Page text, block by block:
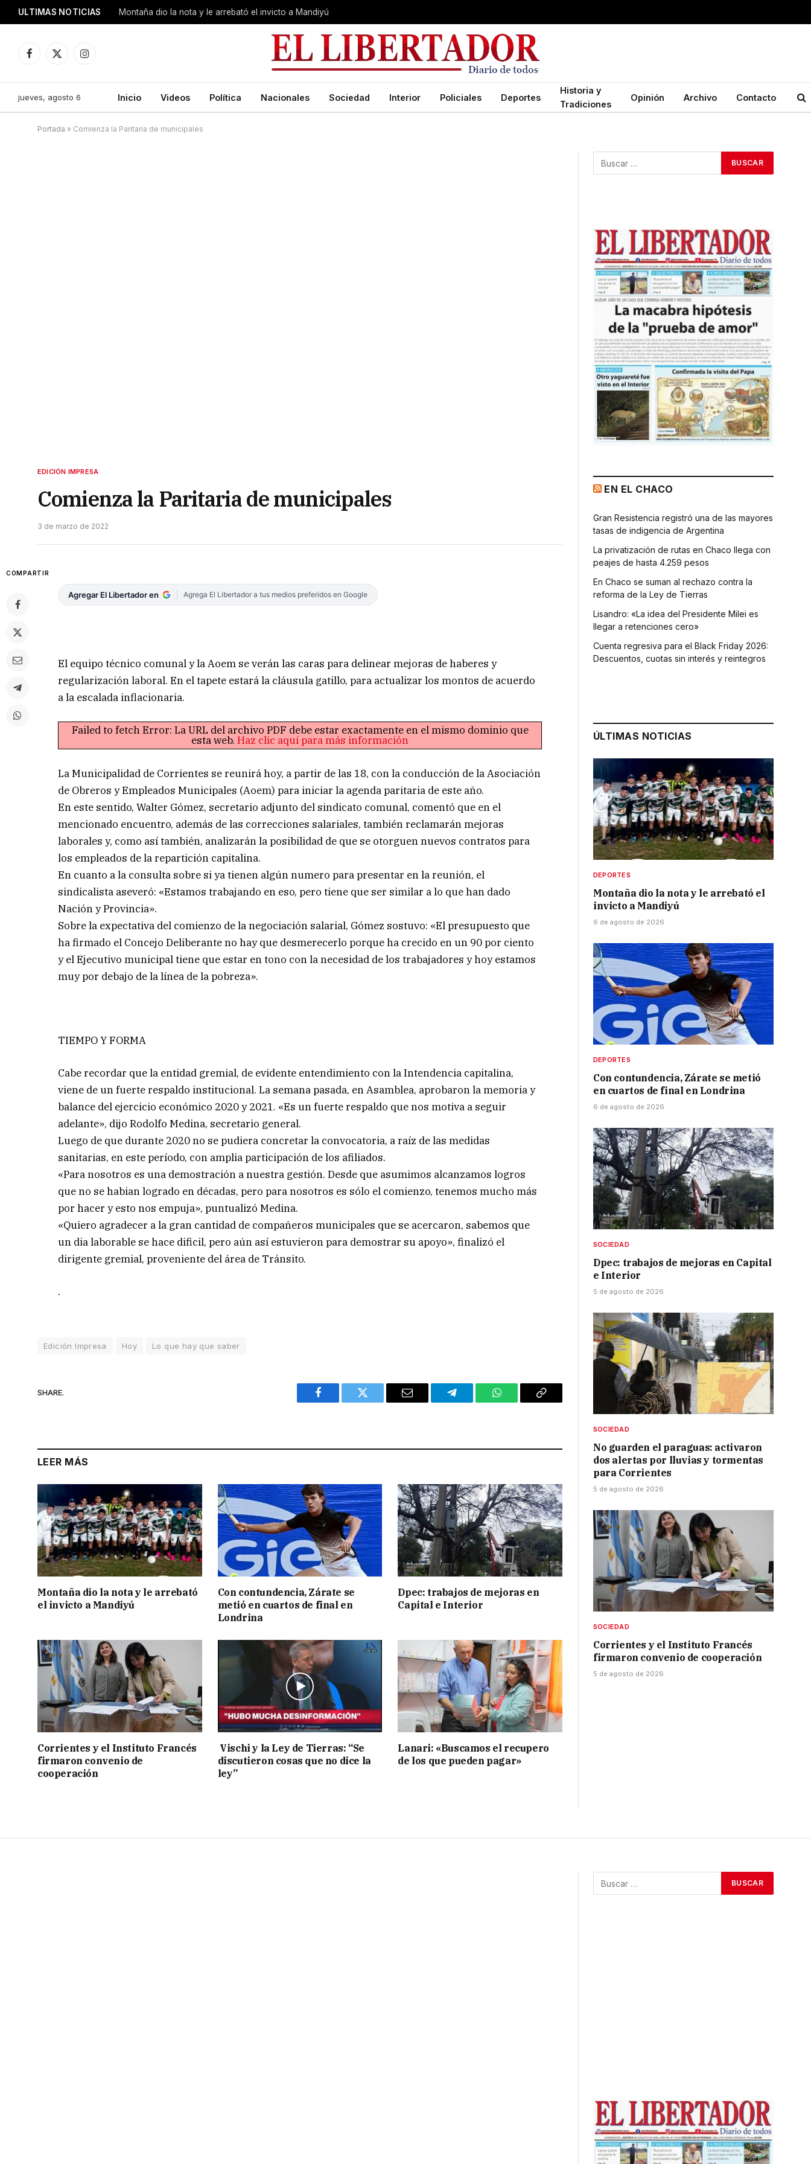
ULTIMAS NOTICIAS Montaña dio la nota y le arrebató el invicto a Mandiyú
Facebook
X
Instagram
jueves, agosto 6 Inicio Videos Política Nacionales Sociedad Interior Policiales Deportes
Historia y
Tradiciones
Opinión Archivo Contacto
Portada » Comienza la Paritaria de municipales
EDICIÓN IMPRESA
Comienza la Paritaria de municipales
3 de marzo de 2022
COMPARTIR
Agregar El Libertador en Agrega El Libertador a tus medios preferidos en Google
El equipo técnico comunal y la Aoem se verán las caras para delinear mejoras de haberes y
regularización laboral. En el tapete estará la cláusula gatillo, para actualizar los montos de acuerdo
a la escalada inflacionaria.
Failed to fetch Error: La URL del archivo PDF debe estar exactamente en el mismo dominio que
esta web. Haz clic aquí para más información
La Municipalidad de Corrientes se reunirá hoy, a partir de las 18, con la conducción de la Asociación
de Obreros y Empleados Municipales (Aoem) para iniciar la agenda paritaria de este año.
En este sentido, Walter Gómez, secretario adjunto del sindicato comunal, comentó que en el
mencionado encuentro, además de las correcciones salariales, también reclamarán mejoras
laborales y, como así también, analizarán la posibilidad de que se otorguen nuevos contratos para
los empleados de la repartición capitalina.
En cuanto a la consulta sobre si ya tienen algún numero para presentar en la reunión, el
sindicalista aseveró: «Estamos trabajando en eso, pero tiene que ser similar a lo que han dado
Nación y Provincia».
Sobre la expectativa del comienzo de la negociación salarial, Gómez sostuvo: «El presupuesto que
ha firmado el Concejo Deliberante no hay que desmerecerlo porque ha crecido en un 90 por ciento
y el Ejecutivo municipal tiene que estar en tono con la necesidad de los trabajadores y hoy estamos
muy por debajo de la línea de la pobreza».
TIEMPO Y FORMA
Cabe recordar que la entidad gremial, de evidente entendimiento con la Intendencia capitalina,
viene de un fuerte respaldo institucional. La semana pasada, en Asamblea, aprobaron la memoria y
balance del ejercicio económico 2020 y 2021. «Es un fuerte respaldo que nos motiva a seguir
adelante», dijo Rodolfo Medina, secretario general.
Luego de que durante 2020 no se pudiera concretar la convocatoria, a raíz de las medidas
sanitarias, en este período, con amplia participación de los afiliados.
«Para nosotros es una demostración a nuestra gestión. Desde que asumimos alcanzamos logros
que no se habian logrado en décadas, pero para nosotros es sólo el comienzo, tenemos mucho más
por hacer y esto nos empuja», puntualizó Medina.
«Quiero agradecer a la gran cantidad de compañeros municipales que se acercaron, sabemos que
un dia laborable se hace dificil, pero aún así estuvieron para demostrar su apoyo», finalizó el
dirigente gremial, proveniente del área de Tránsito.
.
Edición Impresa Hoy Lo que hay que saber
SHARE.
Facebook Twitter Email Telegram WhatsAppCopy
LEER MÁS
Montaña dio la nota y le arrebató
el invicto a Mandiyú
Con contundencia, Zárate se
metió en cuartos de final en
Londrina
Dpec: trabajos de mejoras en
Capital e Interior
Corrientes y el Instituto Francés
firmaron convenio de
cooperación
Vischi y la Ley de Tierras: “Se
discutieron cosas que no dice la
ley”
Lanari: «Buscamos el recupero
de los que pueden pagar»
EN EL CHACO
Gran Resistencia registró una de las mayores
tasas de indigencia de Argentina
La privatización de rutas en Chaco llega con
peajes de hasta 4.259 pesos
En Chaco se suman al rechazo contra la
reforma de la Ley de Tierras
Lisandro: «La idea del Presidente Milei es
llegar a retenciones cero»
Cuenta regresiva para el Black Friday 2026:
Descuentos, cuotas sin interés y reintegros
ÚLTIMAS NOTICIAS
DEPORTES
Montaña dio la nota y le arrebató el
invicto a Mandiyú
6 de agosto de 2026
DEPORTES
Con contundencia, Zárate se metió
en cuartos de final en Londrina
6 de agosto de 2026
SOCIEDAD
Dpec: trabajos de mejoras en Capital
e Interior
5 de agosto de 2026
SOCIEDAD
No guarden el paraguas: activaron
dos alertas por lluvias y tormentas
para Corrientes
5 de agosto de 2026
SOCIEDAD
Corrientes y el Instituto Francés
firmaron convenio de cooperación
5 de agosto de 2026